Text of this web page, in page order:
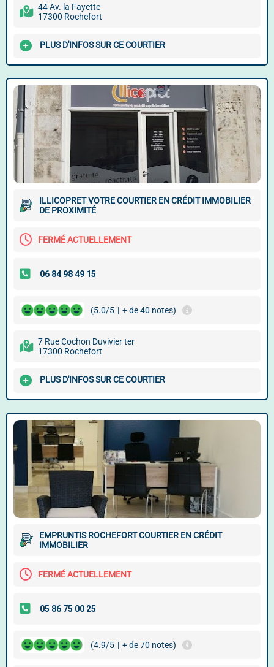
44 Av. la Fayette
17300 Rochefort
PLUS D'INFOS SUR CE COURTIER
ILLICOPRET VOTRE COURTIER EN CRÉDIT IMMOBILIER
DE PROXIMITÉ
FERMÉ ACTUELLEMENT
(5.0/5 | + de 40 notes)
7 Rue Cochon Duvivier ter
17300 Rochefort
PLUS D'INFOS SUR CE COURTIER
EMPRUNTIS ROCHEFORT COURTIER EN CRÉDIT
IMMOBILIER
FERMÉ ACTUELLEMENT
(4.9/5 | + de 70 notes)